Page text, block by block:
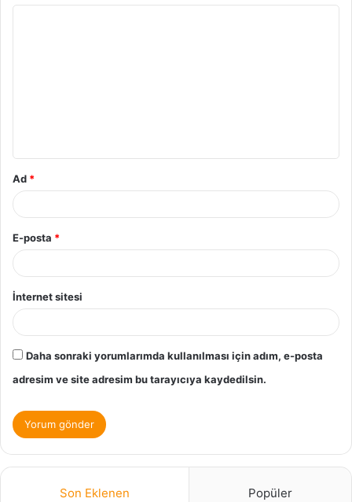
Ad *
E-posta *
İnternet sitesi
Daha sonraki yorumlarımda kullanılması için adım, e-posta
adresim ve site adresim bu tarayıcıya kaydedilsin.
Son Eklenen Popüler